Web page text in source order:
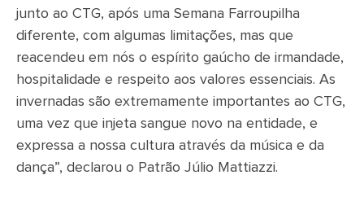
junto ao CTG, após uma Semana Farroupilha
diferente, com algumas limitações, mas que
reacendeu em nós o espírito gaúcho de irmandade,
hospitalidade e respeito aos valores essenciais. As
invernadas são extremamente importantes ao CTG,
uma vez que injeta sangue novo na entidade, e
expressa a nossa cultura através da música e da
dança”, declarou o Patrão Júlio Mattiazzi.